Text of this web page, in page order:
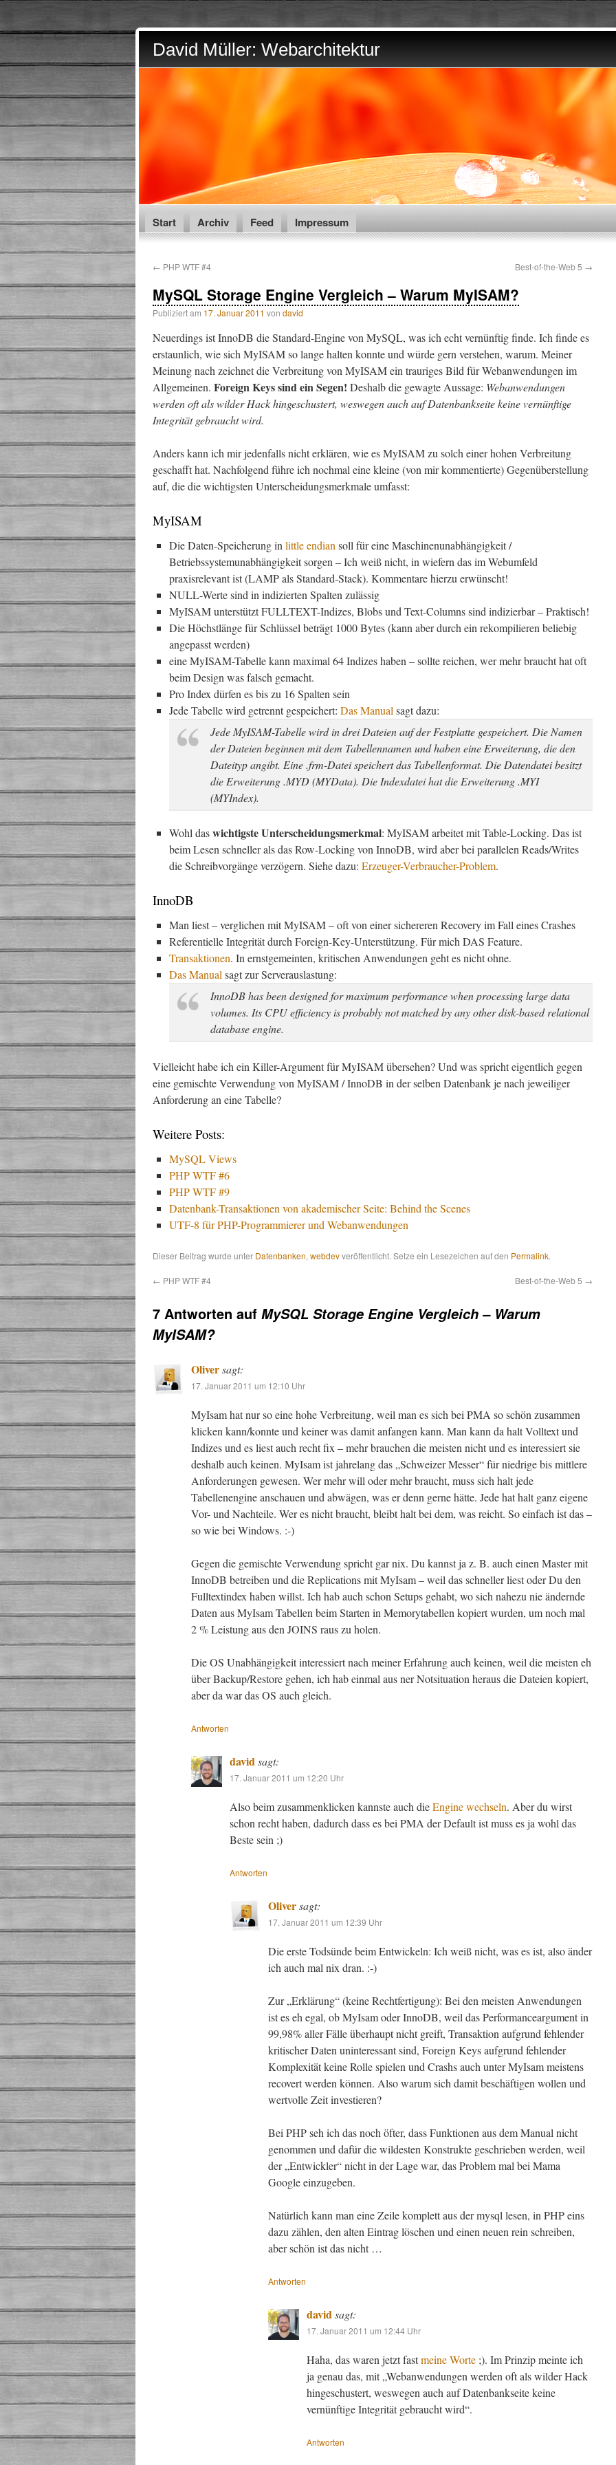
David Müller: Webarchitektur
Start Archiv Feed Impressum
← PHP WTF #4 Best-of-the-Web 5 →
MySQL Storage Engine Vergleich – Warum MyISAM?
Publiziert am 17. Januar 2011 von david
Neuerdings ist InnoDB die Standard-Engine von MySQL, was ich echt vernünftig finde. Ich finde es
erstaunlich, wie sich MyISAM so lange halten konnte und würde gern verstehen, warum. Meiner
Meinung nach zeichnet die Verbreitung von MyISAM ein trauriges Bild für Webanwendungen im
Allgemeinen. Foreign Keys sind ein Segen! Deshalb die gewagte Aussage: Webanwendungen
werden oft als wilder Hack hingeschustert, weswegen auch auf Datenbankseite keine vernünftige
Integrität gebraucht wird.
Anders kann ich mir jedenfalls nicht erklären, wie es MyISAM zu solch einer hohen Verbreitung
geschafft hat. Nachfolgend führe ich nochmal eine kleine (von mir kommentierte) Gegenüberstellung
auf, die die wichtigsten Unterscheidungsmerkmale umfasst:
MyISAM
Die Daten-Speicherung in little endian soll für eine Maschinenunabhängigkeit /
Betriebssystemunabhängigkeit sorgen – Ich weiß nicht, in wiefern das im Webumfeld
praxisrelevant ist (LAMP als Standard-Stack). Kommentare hierzu erwünscht!
NULL-Werte sind in indizierten Spalten zulässig
MyISAM unterstützt FULLTEXT-Indizes, Blobs und Text-Columns sind indizierbar – Praktisch!
Die Höchstlänge für Schlüssel beträgt 1000 Bytes (kann aber durch ein rekompilieren beliebig
angepasst werden)
eine MyISAM-Tabelle kann maximal 64 Indizes haben – sollte reichen, wer mehr braucht hat oft
beim Design was falsch gemacht.
Pro Index dürfen es bis zu 16 Spalten sein
Jede Tabelle wird getrennt gespeichert: Das Manual sagt dazu:
Jede MyISAM-Tabelle wird in drei Dateien auf der Festplatte gespeichert. Die Namen
der Dateien beginnen mit dem Tabellennamen und haben eine Erweiterung, die den
Dateityp angibt. Eine .frm-Datei speichert das Tabellenformat. Die Datendatei besitzt
die Erweiterung .MYD (MYData). Die Indexdatei hat die Erweiterung .MYI
(MYIndex).
Wohl daswichtigste Unterscheidungsmerkmal: MyISAM arbeitet mit Table-Locking. Das ist
beim Lesen schneller als das Row-Locking von InnoDB, wird aber bei parallelen Reads/Writes
die Schreibvorgänge verzögern. Siehe dazu: Erzeuger-Verbraucher-Problem.
InnoDB
Man liest – verglichen mit MyISAM – oft von einer sichereren Recovery im Fall eines Crashes
Referentielle Integrität durch Foreign-Key-Unterstützung. Für mich DAS Feature.
Transaktionen. In ernstgemeinten, kritischen Anwendungen geht es nicht ohne.
Das Manual sagt zur Serverauslastung:
InnoDB has been designed for maximum performance when processing large data
volumes. Its CPU efficiency is probably not matched by any other disk-based relational
database engine.
Vielleicht habe ich ein Killer-Argument für MyISAM übersehen? Und was spricht eigentlich gegen
eine gemischte Verwendung von MyISAM / InnoDB in der selben Datenbank je nach jeweiliger
Anforderung an eine Tabelle?
Weitere Posts:
MySQL Views
PHP WTF #6
PHP WTF #9
Datenbank-Transaktionen von akademischer Seite: Behind the Scenes
UTF-8 für PHP-Programmierer und Webanwendungen
Dieser Beitrag wurde unter Datenbanken, webdevveröffentlicht. Setze ein Lesezeichen auf den Permalink.
← PHP WTF #4 Best-of-the-Web 5 →
7 Antworten auf MySQL Storage Engine Vergleich – Warum
MyISAM?
Oliversagt:
17. Januar 2011 um 12:10 Uhr
MyIsam hat nur so eine hohe Verbreitung, weil man es sich bei PMA so schön zusammen
klicken kann/konnte und keiner was damit anfangen kann. Man kann da halt Volltext und
Indizes und es liest auch recht fix – mehr brauchen die meisten nicht und es interessiert sie
deshalb auch keinen. MyIsam ist jahrelang das „Schweizer Messer“ für niedrige bis mittlere
Anforderungen gewesen. Wer mehr will oder mehr braucht, muss sich halt jede
Tabellenengine anschauen und abwägen, was er denn gerne hätte. Jede hat halt ganz eigene
Vor- und Nachteile. Wer es nicht braucht, bleibt halt bei dem, was reicht. So einfach ist das –
so wie bei Windows. :-)
Gegen die gemischte Verwendung spricht gar nix. Du kannst ja z. B. auch einen Master mit
InnoDB betreiben und die Replications mit MyIsam – weil das schneller liest oder Du den
Fulltextindex haben willst. Ich hab auch schon Setups gehabt, wo sich nahezu nie ändernde
Daten aus MyIsam Tabellen beim Starten in Memorytabellen kopiert wurden, um noch mal
2 % Leistung aus den JOINS raus zu holen.
Die OS Unabhängigkeit interessiert nach meiner Erfahrung auch keinen, weil die meisten eh
über Backup/Restore gehen, ich hab einmal aus ner Notsituation heraus die Dateien kopiert,
aber da war das OS auch gleich.
Antworten
davidsagt:
17. Januar 2011 um 12:20 Uhr
Also beim zusammenklicken kannste auch dieEngine wechseln. Aber du wirst
schon recht haben, dadurch dass es bei PMA der Default ist muss es ja wohl das
Beste sein ;)
Antworten
Oliversagt:
17. Januar 2011 um 12:39 Uhr
Die erste Todsünde beim Entwickeln: Ich weiß nicht, was es ist, also änder
ich auch mal nix dran. :-)
Zur „Erklärung“ (keine Rechtfertigung): Bei den meisten Anwendungen
ist es eh egal, ob MyIsam oder InnoDB, weil das Performanceargument in
99,98% aller Fälle überhaupt nicht greift, Transaktion aufgrund fehlender
kritischer Daten uninteressant sind, Foreign Keys aufgrund fehlender
Komplexität keine Rolle spielen und Crashs auch unter MyIsam meistens
recovert werden können. Also warum sich damit beschäftigen wollen und
wertvolle Zeit investieren?
Bei PHP seh ich das noch öfter, dass Funktionen aus dem Manual nicht
genommen und dafür die wildesten Konstrukte geschrieben werden, weil
der „Entwickler“ nicht in der Lage war, das Problem mal bei Mama
Google einzugeben.
Natürlich kann man eine Zeile komplett aus der mysql lesen, in PHP eins
dazu zählen, den alten Eintrag löschen und einen neuen rein schreiben,
aber schön ist das nicht …
Antworten
davidsagt:
17. Januar 2011 um 12:44 Uhr
Haha, das waren jetzt fastmeine Worte ;). Im Prinzip meinte ich
ja genau das, mit „Webanwendungen werden oft als wilder Hack
hingeschustert, weswegen auch auf Datenbankseite keine
vernünftige Integrität gebraucht wird“.
Antworten